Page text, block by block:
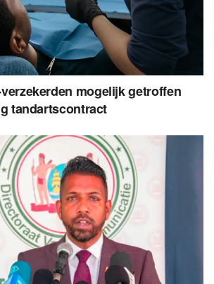
mogelijk getroffen
tandartscontract